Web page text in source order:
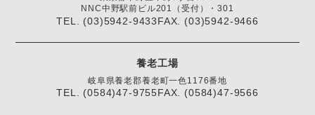
NNC中野駅前ビル201（受付）・301
TEL. (03)5942-9433FAX. (03)5942-9466
養老工場
岐阜県養老郡養老町一色1176番地
TEL. (0584)47-9755FAX. (0584)47-9566